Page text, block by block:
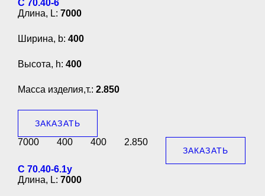
С 70.40-6
Длина, L: 7000
Ширина, b: 400
Высота, h: 400
Масса изделия,т.: 2.850
ЗАКАЗАТЬ
7000 400 400 2.850
ЗАКАЗАТЬ
С 70.40-6.1у
Длина, L: 7000